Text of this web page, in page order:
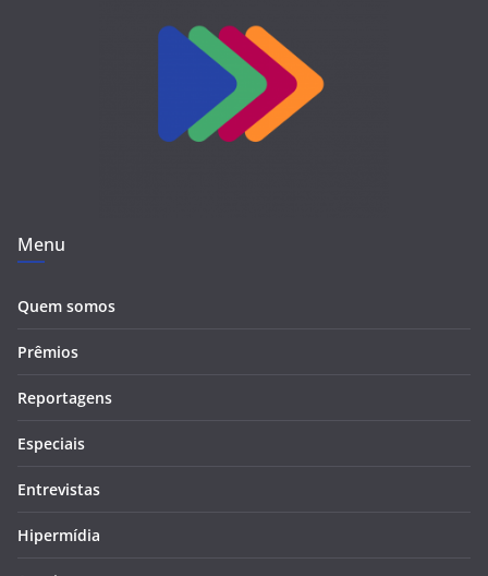
Menu
Quem somos
Prêmios
Reportagens
Especiais
Entrevistas
Hipermídia